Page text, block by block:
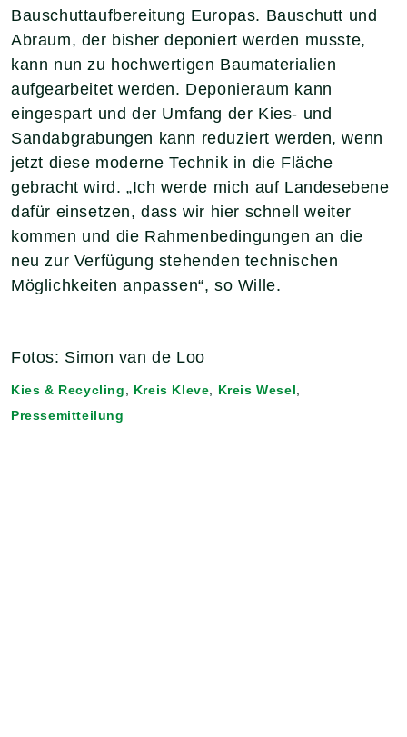
Bauschuttaufbereitung Europas. Bauschutt und
Abraum, der bisher deponiert werden musste,
kann nun zu hochwertigen Baumaterialien
aufgearbeitet werden. Deponieraum kann
eingespart und der Umfang der Kies- und
Sandabgrabungen kann reduziert werden, wenn
jetzt diese moderne Technik in die Fläche
gebracht wird. „Ich werde mich auf Landesebene
dafür einsetzen, dass wir hier schnell weiter
kommen und die Rahmenbedingungen an die
neu zur Verfügung stehenden technischen
Möglichkeiten anpassen“, so Wille.
Fotos: Simon van de Loo
Kies & Recycling, Kreis Kleve, Kreis Wesel,
Pressemitteilung